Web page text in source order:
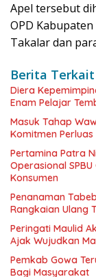
Apel tersebut
OPD
Takalar dan
Berita Terkait
Diera
Enam Pelajar
Masuk Tahap
Komitmen
Pertamina Patra
Operasional
Konsumen
Penanaman
Rangkaian Ulang
Peringati Maulid
Ajak Wujudkan
Pemkab Gowa
Bagi Masyarakat